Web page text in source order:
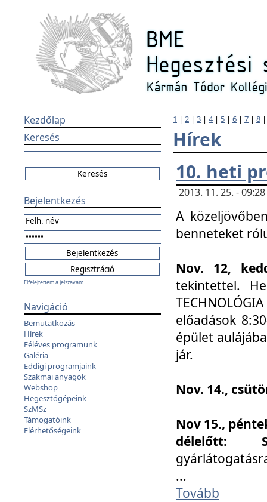
Kezdőlap
Keresés
Bejelentkezés
Elfelejtettem a jelszavam...
Navigáció
Bemutatkozás
Hírek
Féléves programunk
Galéria
Eddigi programjaink
Szakmai anyagok
Webshop
Hegesztőgépeink
SzMSz
Támogatóink
Elérhetőségeink
1 | 2 | 3 | 4| 5 | 6 | 7 | 8
Hírek
10. heti
2013. 11. 25. -
A
benneteket
Nov. 12,
tekintettel.
előadások
épület
jár.
Nov. 14.,
Nov 15.,
délelőtt:
...
Tovább